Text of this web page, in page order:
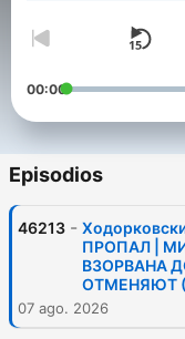
00:00
Episodios
46213 -
ПРОПАЛ |
ВЗОРВАНА
ОТМЕНЯЮТ
07 ago. 2026